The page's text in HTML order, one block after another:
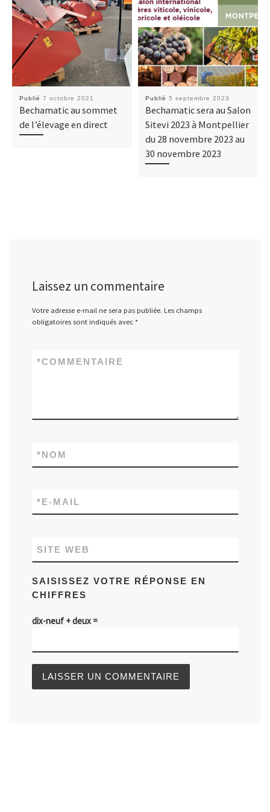
Publié 7 octobre 2021
Bechamatic au sommet
de l’élevage en direct
Publié 5 septembre 2023
Bechamatic sera au Salon
Sitevi 2023 à Montpellier
du 28 novembre 2023 au
30 novembre 2023
Laissez un commentaire
Votre adresse e-mail ne sera pas publiée. Les champs
obligatoires sont indiqués avec *
COMMENTAIRE
*
NOM
*
E-MAIL
*
SITE WEB
SAISISSEZ VOTRE RÉPONSE EN
CHIFFRES
dix-neuf + deux =